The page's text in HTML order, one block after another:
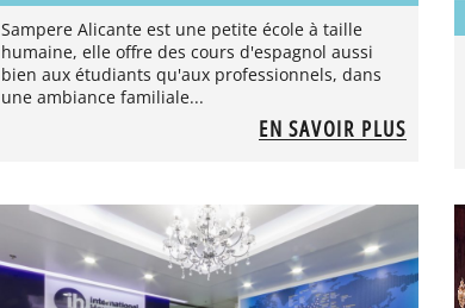
Sampere Alicante est une petite école à taille
humaine, elle offre des cours d'espagnol aussi
bien aux étudiants qu'aux professionnels, dans
une ambiance familiale...
EN SAVOIR PLUS